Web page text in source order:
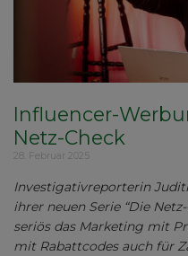
Influencer-
Netz-Check
28. Februar 2025
Investigativreporterin
ihrer neuen Serie “Die
seriös das Marketing mit
mit Rabattcodes auch für